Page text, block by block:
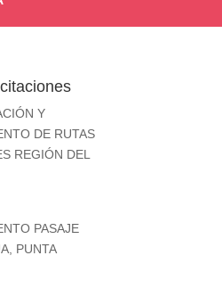
Y
DE RUTAS
REGIÓN DEL
PASAJE
PUNTA